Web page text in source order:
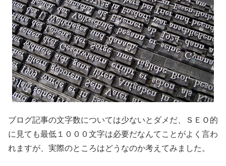
ブログ記事の文字数については少ないとダメだ、ＳＥＯ的
に見ても最低１０００文字は必要だなんてことがよく言わ
れますが、実際のところはどうなのか考えてみました。